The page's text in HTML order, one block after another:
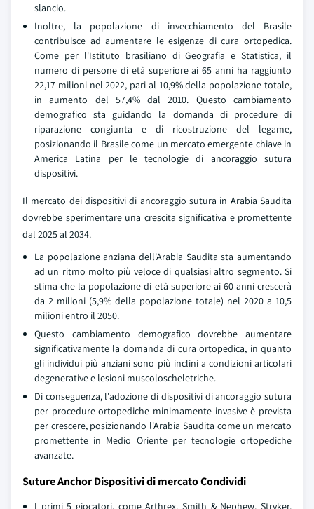
slancio.
Inoltre, la popolazione di invecchiamento del Brasile
contribuisce ad aumentare le esigenze di cura ortopedica.
Come per l'Istituto brasiliano di Geografia e Statistica, il
numero di persone di età superiore ai 65 anni ha raggiunto
22,17 milioni nel 2022, pari al 10,9% della popolazione totale,
in aumento del 57,4% dal 2010. Questo cambiamento
demografico sta guidando la domanda di procedure di
riparazione congiunta e di ricostruzione del legame,
posizionando il Brasile come un mercato emergente chiave in
America Latina per le tecnologie di ancoraggio sutura
dispositivi.
Il mercato dei dispositivi di ancoraggio sutura in Arabia Saudita
dovrebbe sperimentare una crescita significativa e promettente
dal 2025 al 2034.
La popolazione anziana dell'Arabia Saudita sta aumentando
ad un ritmo molto più veloce di qualsiasi altro segmento. Si
stima che la popolazione di età superiore ai 60 anni crescerà
da 2 milioni (5,9% della popolazione totale) nel 2020 a 10,5
milioni entro il 2050.
Questo cambiamento demografico dovrebbe aumentare
significativamente la domanda di cura ortopedica, in quanto
gli individui più anziani sono più inclini a condizioni articolari
degenerative e lesioni muscoloscheletriche.
Di conseguenza, l'adozione di dispositivi di ancoraggio sutura
per procedure ortopediche minimamente invasive è prevista
per crescere, posizionando l'Arabia Saudita come un mercato
promettente in Medio Oriente per tecnologie ortopediche
avanzate.
Suture Anchor Dispositivi di mercato Condividi
I primi 5 giocatori, come Arthrex, Smith & Nephew, Stryker,